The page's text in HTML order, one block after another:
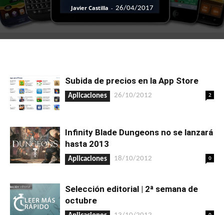
Javier Castilla - 26/04/2017
Subida de precios en la App Store
Aplicaciones 26/10/2012 2
Infinity Blade Dungeons no se lanzará
hasta 2013
Aplicaciones 18/10/2012 0
Selección editorial | 2ª semana de
octubre